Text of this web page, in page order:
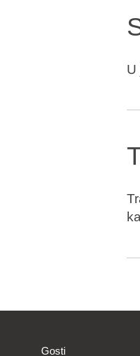
U
Gosti